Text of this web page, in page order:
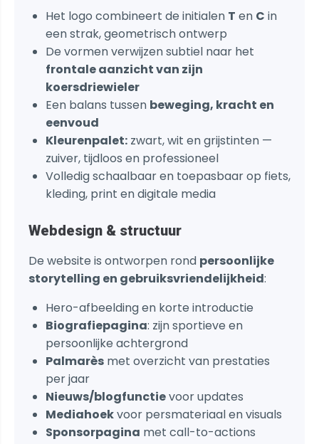
Het logo combineert de initialen T en C in
een strak, geometrisch ontwerp
De vormen verwijzen subtiel naar het
frontale aanzicht van zijn
koersdriewieler
Een balans tussen beweging, kracht en
eenvoud
Kleurenpalet: zwart, wit en grijstinten —
zuiver, tijdloos en professioneel
Volledig schaalbaar en toepasbaar op fiets,
kleding, print en digitale media
Webdesign & structuur
De website is ontworpen rond persoonlijke
storytelling en gebruiksvriendelijkheid:
Hero-afbeelding en korte introductie
Biografiepagina: zijn sportieve en
persoonlijke achtergrond
Palmarès met overzicht van prestaties
per jaar
Nieuws/blogfunctievoor updates
Mediahoekvoor persmateriaal en visuals
Sponsorpagina met call-to-actions